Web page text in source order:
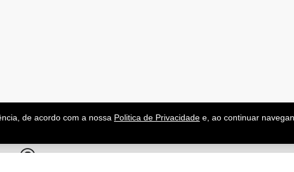
de acordo com a nossa Politica de Privacidade e, ao continuar